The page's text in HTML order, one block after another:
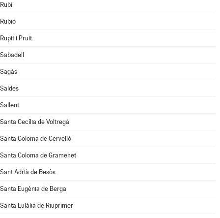
Rubí
Rubió
Rupit i Pruit
Sabadell
Sagàs
Saldes
Sallent
Santa Cecília de Voltregà
Santa Coloma de Cervelló
Santa Coloma de Gramenet
Sant Adrià de Besòs
Santa Eugènia de Berga
Santa Eulàlia de Riuprimer